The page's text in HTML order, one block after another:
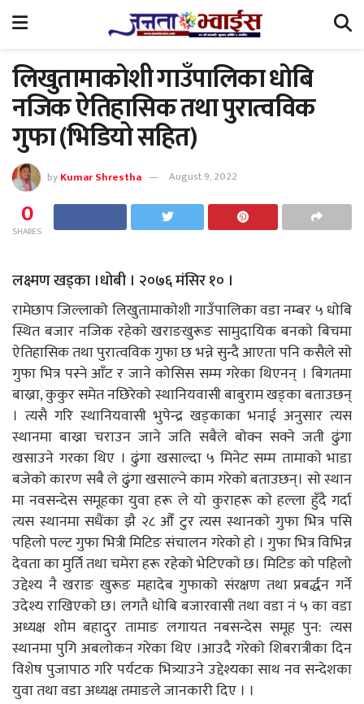
लिखुतामाकाेशी गाउँपालिका धाेबि
नजिक ऐतिहासिक तथा पुरात्वविक
गुफा (भिडियो सहित)
byKumar Shrestha August 9, 2022
0
SHARES
लक्ष्मण खड्का ।धोबी । २०७६ मंसिर १० ।
रामेछाप जिल्लाको लिखुतामाकाेशी गाउँपालिका वडा नम्बर ५ धाेबि
स्थित बजार नजिक रहेकाे खराङखुरूङ सामुदायिक बनकाे बिचमा
ऐतिहासिक तथा पुरात्वविक गुफा छ भन्ने सुन्दै आएता पनि कसैले साे
गुफा भित्र पस्ने आँट र जाने काेसिस सम्म गरेका थिएनन् । बिगतमा
बाख्रा, कुकुर समेत नछिरेकाे स्थानियवासी बाबुराम खड्का बताउछन्
। त्यसै गरि स्थानियवासी भुपेन्द्र खड्काका भनाई अनुसार त्यस
स्थानमा बाख्रा चराउन जाने जति सबैले बाेक्न सक्ने जती ढुंगा
खसाउने गरका थिए । ढुंगा खसाल्दा ५ मिनेट सम्म तामाकाे भाडा
बजेकाे कारण सबै ले ढुंगा खसाल्ने काम गरेकाे बताउछन्। साे स्थान
मा नवसन्देस समूहका युवा हरू ले याे कुराहरू काे हल्ला हुँदै गर्दा
त्यस स्थानमा सधैंका झै २८ औँ टुर त्यस स्थानकाे गुफा भित्र पसि
पहिलाे पल्ट गुफा भित्री मिटिङ संचालन गरेकाे हाे । गुफा भित्र विभिन्न
देवता का मुर्ति तथा चमेरा हरू रहेकाे भेटिएकाे छ। मिटिङ काे पहिलाे
उद्देश्य नै खराङ खुरूङ महादेब गुफाकाे संरक्षण तथा प्रबर्द्धन गर्ने
उदेश्य राखिएकाे छ। लगतै धाेबि बजारवासी तथा वडा नं ५ का वडा
अध्यक्ष शाेम बहादुर तामाङ लगायत नबसन्देस समूह पुन: त्यस
स्थानमा पुगि अबलाेकन गरेका थिए ।आउदै गरेकाे शिबरात्रीका दिन
विशेष पुजापाठ गरि पर्यटक भित्र्याउने उद्देश्यका साथ नव सन्देशका
युवा तथा वडा अध्यक्ष तमाङले जानकारी दिए । ।